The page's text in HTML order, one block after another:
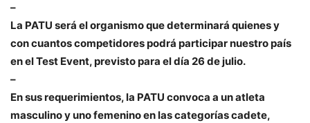
–
La PATU será el organismo que determinará quienes y
con cuantos competidores podrá participar nuestro país
en el Test Event, previsto para el día 26 de julio.
–
En sus requerimientos, la PATU convoca a un atleta
masculino y uno femenino en las categorías cadete,